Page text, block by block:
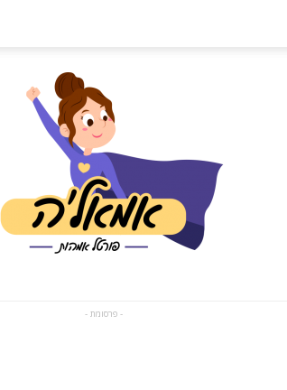
- פרסומת -